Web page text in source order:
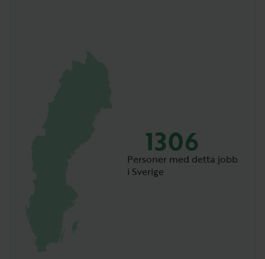
1306
Personer med detta jobb
i Sverige